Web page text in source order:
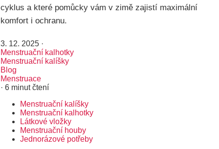
cyklus a které pomůcky vám v zimě zajistí maximální
komfort i ochranu.
3. 12. 2025 ·
Menstruační kalhotky
Menstruační kalíšky
Blog
Menstruace
· 6 minut čtení
Rozcestník
Menstruační kalíšky
Menstruační kalhotky
Látkové vložky
Menstruační houby
Jednorázové potřeby